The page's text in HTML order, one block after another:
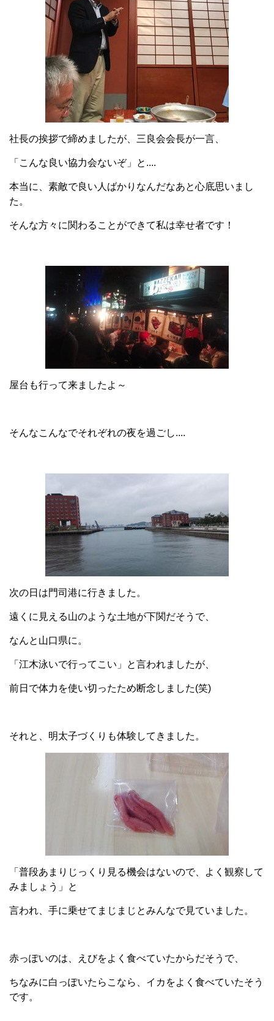
社長の挨拶で締めましたが、三良会会長が一言、
「こんな良い協力会ないぞ」と....
本当に、素敵で良い人ばかりなんだなあと心底思いまし
た。
そんな方々に関わることができて私は幸せ者です！
屋台も行って来ましたよ～
そんなこんなでそれぞれの夜を過ごし....
次の日は門司港に行きました。
遠くに見える山のような土地が下関だそうで、
なんと山口県に。
「江木泳いで行ってこい」と言われましたが、
前日で体力を使い切ったため断念しました(笑)
それと、明太子づくりも体験してきました。
「普段あまりじっくり見る機会はないので、よく観察して
みましょう」と
言われ、手に乗せてまじまじとみんなで見ていました。
赤っぽいのは、えびをよく食べていたからだそうで、
ちなみに白っぽいたらこなら、イカをよく食べていたそう
です。